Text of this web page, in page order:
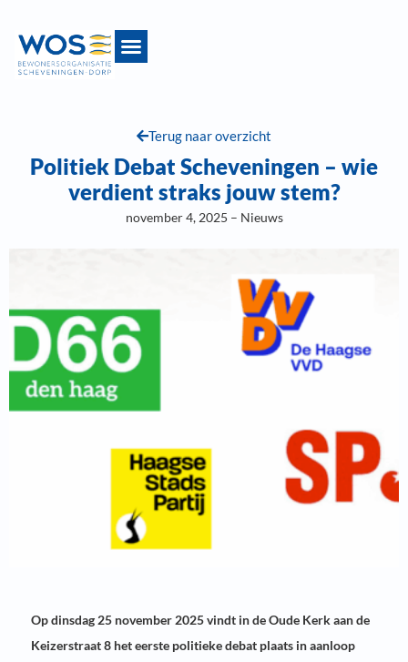
Terug naar overzicht
Politiek Debat Scheveningen – wie
verdient straks jouw stem?
november 4, 2025 – Nieuws
Op dinsdag 25 november 2025 vindt in de Oude Kerk aan de
Keizerstraat 8 het eerste politieke debat plaats in aanloop